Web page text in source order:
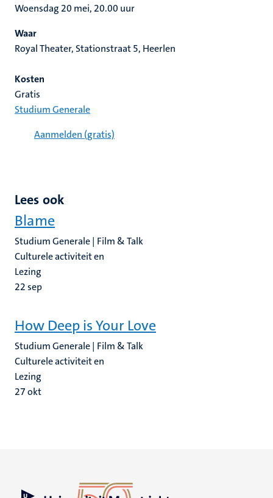
Woensdag 20 mei, 20.00 uur
Waar
Royal Theater, Stationstraat 5, Heerlen
Kosten
Gratis
Studium Generale
Aanmelden (gratis)
Lees ook
Blame
Studium Generale | Film & Talk
Culturele activiteit en
Lezing
22sep
How Deep is Your Love
Studium Generale | Film & Talk
Culturele activiteit en
Lezing
27okt